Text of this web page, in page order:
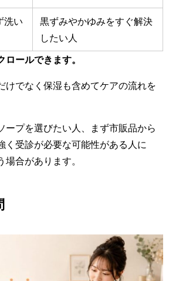
洗い
黒ずみやかゆみをすぐ解決
したい人
ロールできます。
けでなく保湿も含めてケアの流れを
ープを選びたい人、まず市販品から
く受診が必要な可能性がある人に
場合があります。